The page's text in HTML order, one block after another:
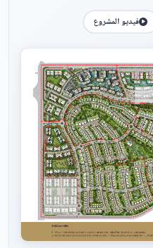
فيديو المشروع